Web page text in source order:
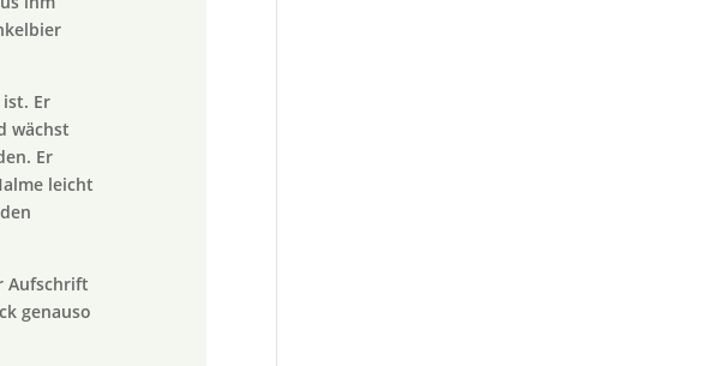
Er
wächst
Er
leicht
Aufschrift
genauso